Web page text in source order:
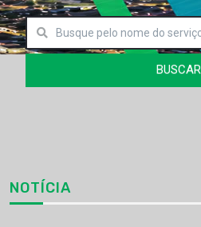
BUSCAR
NOTÍCIA